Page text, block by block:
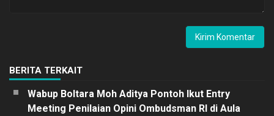
BERITA TERKAIT
Wabup Boltara Moh Aditya Pontoh Ikut Entry
Meeting Penilaian Opini Ombudsman RI di Aula